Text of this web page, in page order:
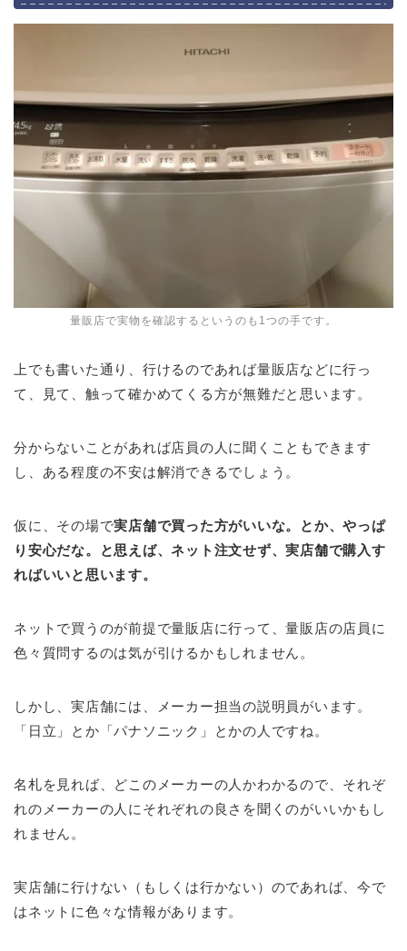
量販店で実物を確認するというのも1つの手です。
上でも書いた通り、行けるのであれば量販店などに行っ
て、見て、触って確かめてくる方が無難だと思います。
分からないことがあれば店員の人に聞くこともできます
し、ある程度の不安は解消できるでしょう。
仮に、その場で実店舗で買った方がいいな。とか、やっぱ
り安心だな。と思えば、ネット注文せず、実店舗で購入す
ればいいと思います。
ネットで買うのが前提で量販店に行って、量販店の店員に
色々質問するのは気が引けるかもしれません。
しかし、実店舗には、メーカー担当の説明員がいます。
「日立」とか「パナソニック」とかの人ですね。
名札を見れば、どこのメーカーの人かわかるので、それぞ
れのメーカーの人にそれぞれの良さを聞くのがいいかもし
れません。
実店舗に行けない（もしくは行かない）のであれば、今で
はネットに色々な情報があります。